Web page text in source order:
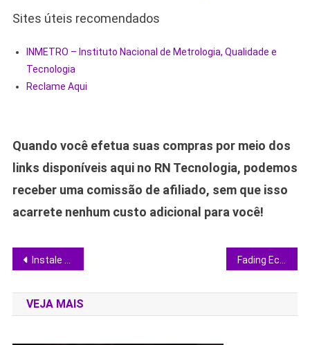
Sites úteis recomendados
INMETRO – Instituto Nacional de Metrologia, Qualidade e
Tecnologia
Reclame Aqui
Quando você efetua suas compras por meio dos
links disponíveis aqui no RN Tecnologia, podemos
receber uma comissão de afiliado, sem que isso
acarrete nenhum custo adicional para você!
Navegação
de
Post
Instale a Google Play Store no seu Huawei sem complicação: guia completo e seguro
VEJA MAIS